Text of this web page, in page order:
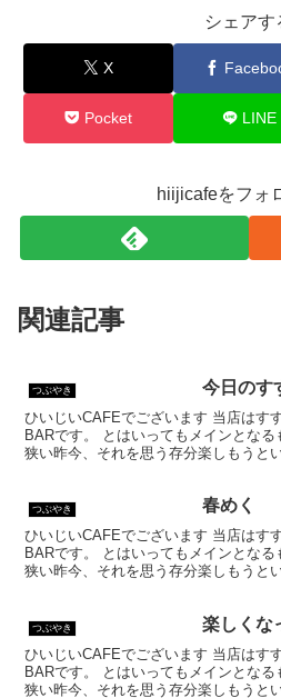
シェアす
X
Pocket LINE
hiijicafeをフォ
関連記事
つぶやき 今日のす
ひいじいCAFEでございます 当店はす
BARです。 とはいってもメインとな
狭い昨今、それを思う存分楽しもうと
つぶやき 春めく
ひいじいCAFEでございます 当店はす
BARです。 とはいってもメインとな
狭い昨今、それを思う存分楽しもうと
つぶやき 楽しくな
ひいじいCAFEでございます 当店はす
BARです。 とはいってもメインとな
狭い昨今、それを思う存分楽しもうと